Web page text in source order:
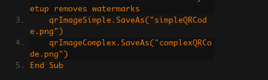
etup removes watermarks
e.png")
de.png")
End Sub